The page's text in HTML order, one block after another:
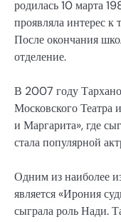
родилась 10 марта
проявляла интерес к
После окончания
отделение.
В 2007 году
Московского Театра
и Маргарита», где
стала популярной
Одним из наиболее
является «Ирония
сыграла роль Нади.